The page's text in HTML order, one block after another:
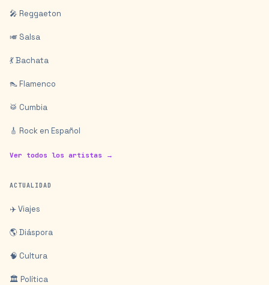
🎤 Reggaeton
🎺 Salsa
💃 Bachata
👠 Flamenco
🥁 Cumbia
🎸 Rock en Español
Ver todos los artistas →
ACTUALIDAD
✈️ Viajes
🌎 Diáspora
🧠 Cultura
🏛️ Política